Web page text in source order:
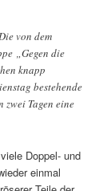
von dem
„Gegen die
knapp
bestehende
Tagen eine
Doppel- und
einmal